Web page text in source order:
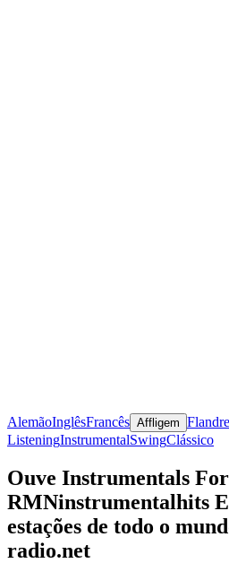
AlemãoInglêsFrancês Affligem
ListeningInstrumentalSwingClássico
Ouve Instrumentals
RMNinstrumentalhits
estações de todo o
radio.net